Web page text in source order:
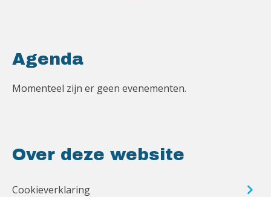
Agenda
Momenteel zijn er geen evenementen.
Over deze website
Cookieverklaring